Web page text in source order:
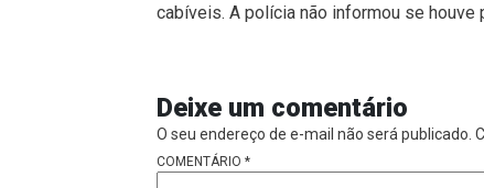
cabíveis. A polícia não informou se houve
Deixe um comentário
O seu endereço de e-mail não será publicado.
COMENTÁRIO *